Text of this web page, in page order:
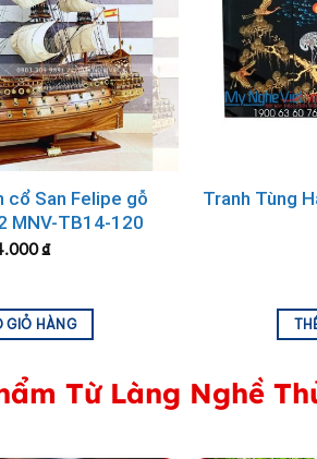
hãng, Quý Doanh nghiệp có thể
ty, Quà tri ân Tết vào cuối năm, …
cổ San Felipe gỗ
MNV-TB14-120
₫
GIỎ HÀNG
Tranh Tùng
Từ Làng Nghề